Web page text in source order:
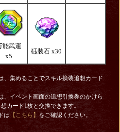
能武運
x5
砡装石 x30
、集めることでスキル換装追想カード
、イベント画面の追想引換券のかけら
カード1枚と交換できます。
は 【こちら】 をご確認ください。